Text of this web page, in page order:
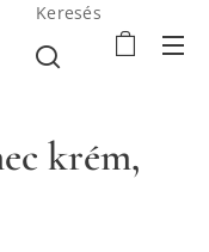
Keresés
krém,